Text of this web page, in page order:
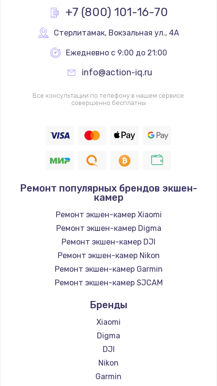
+7 (800) 101-16-70
Стерлитамак, Вокзальная ул., 4А
Ежедневно с 9:00 до 21:00
info@action-iq.ru
Все консультации по телефону в нашем сервисе
совершенно бесплатны
Ремонт популярных брендов экшен-
камер
Ремонт экшен-камер Xiaomi
Ремонт экшен-камер Digma
Ремонт экшен-камер DJI
Ремонт экшен-камер Nikon
Ремонт экшен-камер Garmin
Ремонт экшен-камер SJCAM
Бренды
Xiaomi
Digma
DJI
Nikon
Garmin